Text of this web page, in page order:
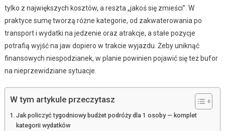
tylko z największych kosztów, a reszta „jakoś się zmieści”. W
praktyce sumę tworzą różne kategorie, od zakwaterowania po
transport i wydatki na jedzenie oraz atrakcje, a stałe pozycje
potrafią wyjść na jaw dopiero w trakcie wyjazdu. Żeby uniknąć
finansowych niespodzianek, w planie powinien pojawić się też bufor
na nieprzewidziane sytuacje.
W tym artykule przeczytasz
Jak policzyć tygodniowy budżet podróży dla 1 osoby — komplet
kategorii wydatków